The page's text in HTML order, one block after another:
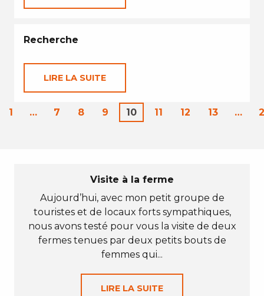
Recherche
LIRE LA SUITE
1 … 7 8 9 10 11 12 13 …
Visite à la ferme
Aujourd’hui, avec mon petit groupe de
touristes et de locaux forts sympathiques,
nous avons testé pour vous la visite de deux
fermes tenues par deux petits bouts de
femmes qui...
LIRE LA SUITE